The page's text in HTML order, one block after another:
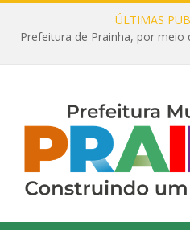
ÚLTIMAS